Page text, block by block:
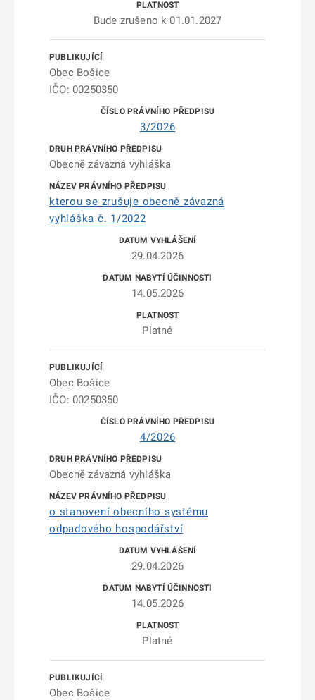
Bude zrušeno k 01.01.2027
Obec Bošice
IČO: 00250350
3/2026
Obecně závazná vyhláška
kterou se zrušuje obecně závazná
vyhláška č. 1/2022
29.04.2026
14.05.2026
Platné
Obec Bošice
IČO: 00250350
4/2026
Obecně závazná vyhláška
o stanovení obecního systému
odpadového hospodářství
29.04.2026
14.05.2026
Platné
Obec Bošice